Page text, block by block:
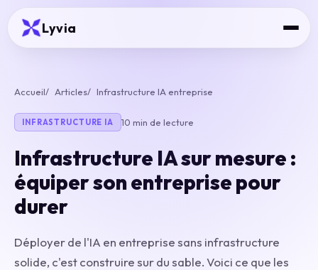
Lyvia
Accueil Articles Infrastructure IA entreprise
INFRASTRUCTURE IA 10 min de lecture
Infrastructure IA sur mesure :
équiper son entreprise pour
durer
Déployer de l'IA en entreprise sans infrastructure
solide, c'est construire sur du sable. Voici ce que les